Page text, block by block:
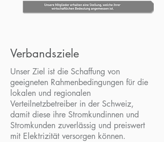
Verbandsziele
Unser Ziel ist die Schaffung von
geeigneten Rahmenbedingungen für die
lokalen und regionalen
Verteilnetzbetreiber in der Schweiz,
damit diese ihre Stromkundinnen und
Stromkunden zuverlässig und preiswert
mit Elektrizität versorgen können.